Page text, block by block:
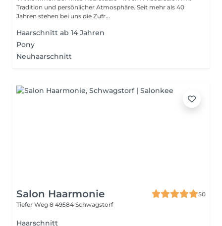
Tradition und persönlicher Atmosphäre. Seit mehr als 40
Jahren stehen bei uns die Zufr...
Haarschnitt ab 14 Jahren
Pony
Neuhaarschnitt
Salon Haarmonie
50
Tiefer Weg 8 49584 Schwagstorf
Haarschnitt